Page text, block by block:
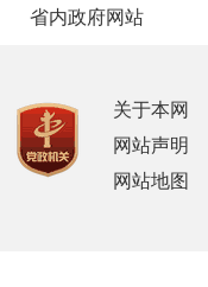
省内政府网站
关于本网
网站声明
网站地图